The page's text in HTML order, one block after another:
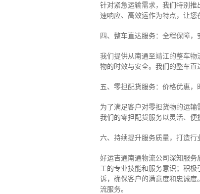
针对紧急运输需求，我们特别
速响应、高效运作为特点，让您
四、整车直达服务：全程保障，
我们提供从南通至靖江的整车
物的时效与安全。我们的整车直
五、零担配货服务：价格优惠，
为了满足客户对零担货物的运
我们的零担配货服务以灵活、便
六、持续提升服务质量，打造行
好运吉通南通物流公司深知服
工的专业技能和服务意识；积
诉，确保客户的满意度和忠诚
流服务。